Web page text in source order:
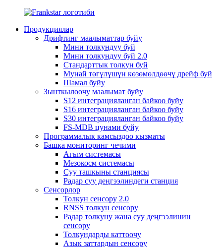
Продукциялар
Дрифтинг маалыматтар буйу
Мини толкундуу буй
Мини толкундуу буй 2.0
Стандарттык толкун буй
Мунай төгүлүшүн көзөмөлдөөчү дрейф буй
Шамал буйу
Зынткылоочу маалымат буйу
S12 интеграцияланган байкоо буйу
S16 интеграцияланган байкоо буйу
S30 интеграцияланган байкоо буйу
FS-MDB цунами буйу
Программалык камсыздоо кызматы
Башка мониторинг чечими
Агым системасы
Мезокосм системасы
Суу ташкыны станциясы
Радар суу деңгээлиндеги станция
Сенсорлор
Толкун сенсору 2.0
RNSS толкун сенсору
Радар толкуну жана суу деңгээлинин
сенсору
Толкундарды каттоочу
Азык заттардын сенсору